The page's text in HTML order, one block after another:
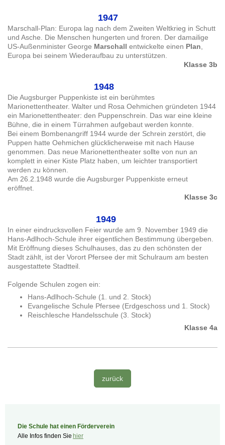
1947
Marschall-Plan: Europa lag nach dem Zweiten Weltkrieg in Schutt
und Asche. Die Menschen hungerten und froren. Der damailige
US-Außenminister George Marschall entwickelte einen Plan
Europa bei seinem Wiederaufbau zu unterstützen.
Klasse 3b
1948
Die Augsburger Puppenkiste ist ein berühmtes
Marionettentheater. Walter und Rosa Oehmichen gründeten 1944
ein Marionettentheater: den Puppenschrein. Das war eine kleine
Bühne, die in einem Türrahmen aufgebaut werden konnte.
Bei einem Bombenangriff 1944 wurde der Schrein zerstört, die
Puppen hatte Oehmichen glücklicherweise mit nach Hause
genommen. Das neue Marionettentheater sollte von nun an
komplett in einer Kiste Platz haben, um leichter transportiert
werden zu können.
Am 26.2.1948 wurde die Augsburger Puppenkiste erneut
eröffnet.
Klasse 3c
1949
In einer eindrucksvollen Feier wurde am 9. November 1949 die
Hans-Adlhoch-Schule ihrer eigentlichen Bestimmung übergeben.
Mit Eröffnung dieses Schulhauses, das zu den schönsten der
Stadt zählt, ist der Vorort Pfersee der mit Schulraum am besten
ausgestattete Stadtteil.
Folgende Schulen zogen ein:
Hans-Adlhoch-Schule (1. und 2. Stock)
Evangelische Schule Pfersee (Erdgeschoss und 1. Stock)
Reischlesche Handelsschule (3. Stock)
Klasse 4a
zurück
Die Schule hat einen Förderverein
Alle Infos finden Sie hier